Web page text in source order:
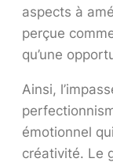
aspects à
perçue
qu’une
Ainsi,
émotionnel
créativité. Le